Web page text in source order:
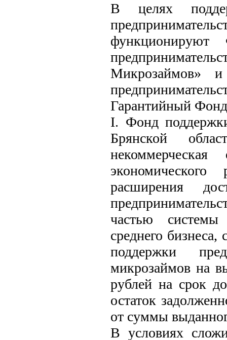
В целях
Микрозаймов»
Гарантийный
I. Фонд
Брянской
некоммерческая
расширения
частью системы
среднего бизнеса,
поддержки
микрозаймов на
рублей на срок
остаток
от суммы
В условиях